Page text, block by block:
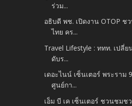
ร่วม...
อธิบดี พช. เปิดงาน OTOP ช
ไทย คร...
Travel Lifestyle : ททท. เปลี่
ดับร...
เดอะไนน์ เซ็นเตอร์ พระราม
ศูนย์กา...
เอ็ม บี เค เซ็นเตอร์ ชวนชมช